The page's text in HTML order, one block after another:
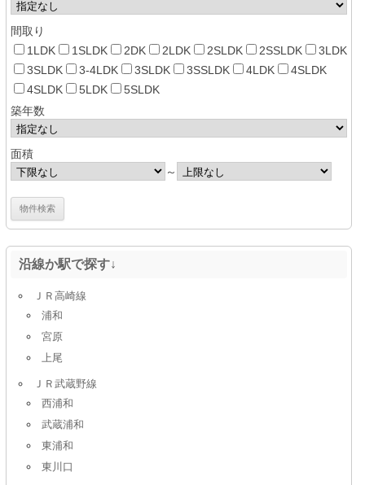
間取り
1LDK
1SLDK 2DK 2LDK 2SLDK 2SSLDK
3LDK
3SLDK
3-4LDK 3SLDK 3SSLDK 4LDK
4SLDK
4SLDK
5LDK
5SLDK
築年数
面積
～
沿線か駅で探す↓
ＪＲ高崎線
浦和
宮原
上尾
ＪＲ武蔵野線
西浦和
武蔵浦和
東浦和
東川口